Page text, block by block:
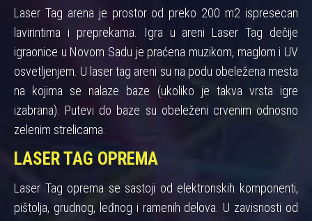
Laser Tag arena je prostor od preko 200 m2 ispresecan
lavirintima i preprekama. Igra u areni Laser Tag dečije
igraonice u Novom Sadu je praćena muzikom, maglom i UV
osvetljenjem. U laser tag areni su na podu obeležena mesta
na kojima se nalaze baze (ukoliko je takva vrsta igre
izabrana). Putevi do baze su obeleženi crvenim odnosno
zelenim strelicama.
LASER TAG OPREMA
Laser Tag oprema se sastoji od elektronskih komponenti,
pištolja, grudnog, leđnog i ramenih delova. U zavisnosti od